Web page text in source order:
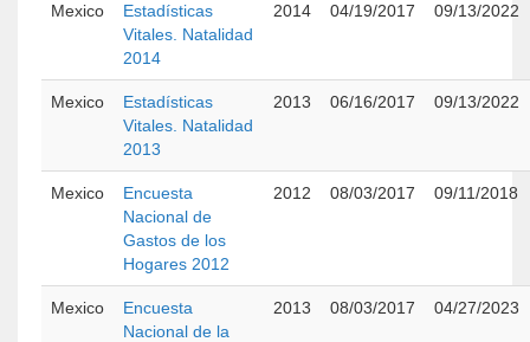
Mexico
Estadísticas
Vitales. Natalidad
2014
2014 04/19/2017 09/13/2022
Mexico
Estadísticas
Vitales. Natalidad
2013
2013 06/16/2017 09/13/2022
Mexico
Encuesta
Nacional de
Gastos de los
Hogares 2012
2012 08/03/2017 09/11/2018
Mexico
Encuesta
Nacional de la
2013 08/03/2017 04/27/2023